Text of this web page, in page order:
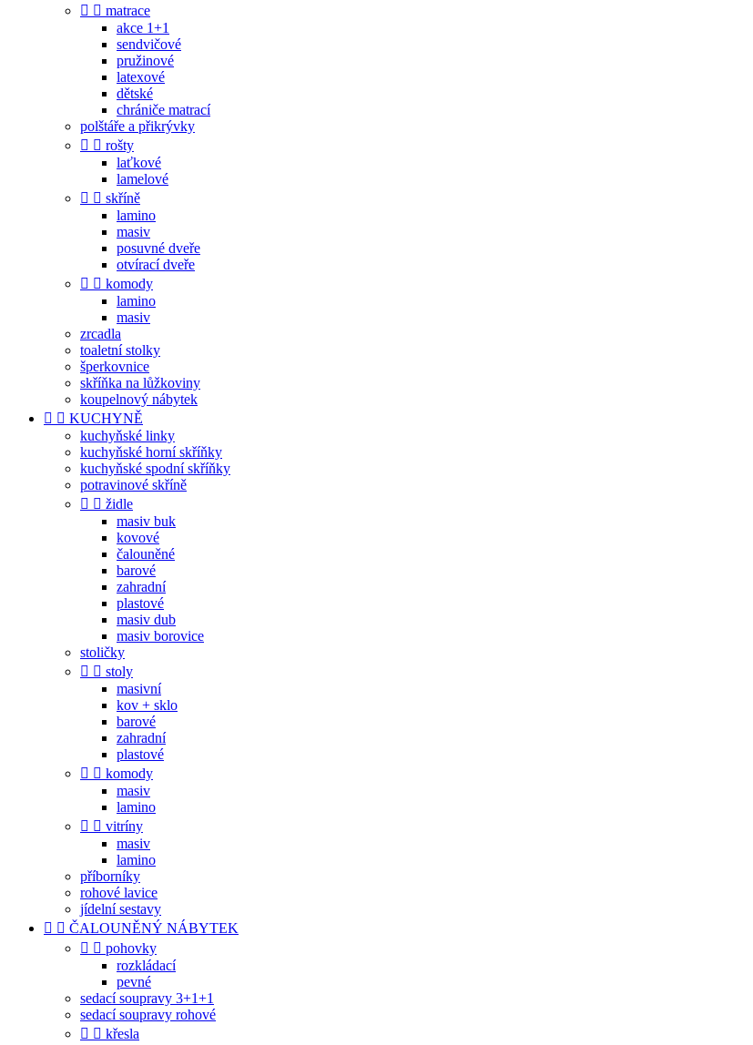
  matrace
akce 1+1
sendvičové
pružinové
latexové
dětské
chrániče matrací
polštáře a přikrývky
  rošty
laťkové
lamelové
  skříně
lamino
masiv
posuvné dveře
otvírací dveře
  komody
lamino
masiv
zrcadla
toaletní stolky
šperkovnice
skříňka na lůžkoviny
koupelnový nábytek
  KUCHYNĚ
kuchyňské linky
kuchyňské horní skříňky
kuchyňské spodní skříňky
potravinové skříně
  židle
masiv buk
kovové
čalouněné
barové
zahradní
plastové
masiv dub
masiv borovice
stoličky
  stoly
masivní
kov + sklo
barové
zahradní
plastové
  komody
masiv
lamino
  vitríny
masiv
lamino
příborníky
rohové lavice
jídelní sestavy
  ČALOUNĚNÝ NÁBYTEK
  pohovky
rozkládací
pevné
sedací soupravy 3+1+1
sedací soupravy rohové
  křesla